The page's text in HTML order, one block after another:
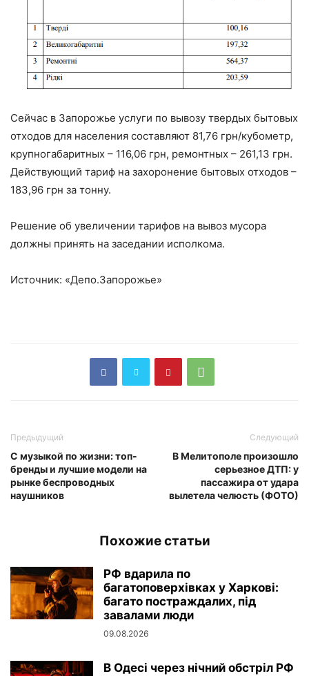
Сейчас в Запорожье услуги по вывозу твердых бытовых
отходов для населения составляют 81,76 грн/кубометр,
крупногабаритных – 116,06 грн, ремонтных – 261,13 грн.
Действующий тариф на захоронение бытовых отходов –
183,96 грн за тонну.
Решение об увеличении тарифов на вывоз мусора
должны принять на заседании исполкома.
Источник: «Депо.Запорожье»
Предыдущий
С музыкой по жизни: топ-
бренды и лучшие модели на
рынке беспроводных
наушников
Следующий
В Мелитополе произошло
серьезное ДТП: у
пассажира от удара
вылетела челюсть (ФОТО)
Похожие статьи
РФ вдарила по
багатоповерхівках у Харкові:
багато постраждалих, під
завалами люди
09.08.2026
В Одесі через нічний обстріл РФ